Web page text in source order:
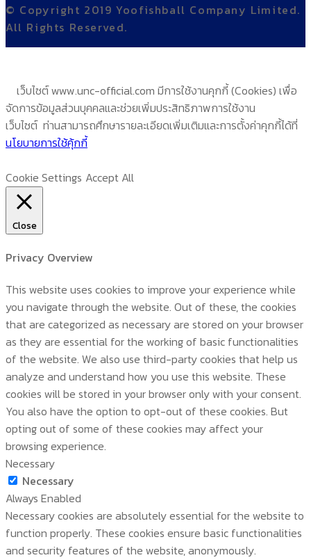
© Copyright 2019 Yoofishball Company Limited.
All Rights Reserved.
เว็บไซต์ www.unc-official.com มีการใช้งานคุกกี้ (Cookies) เพื่อ
จัดการข้อมูลส่วนบุคคลและช่วยเพิ่มประสิทธิภาพการใช้งาน
เว็บไซต์ ท่านสามารถศึกษารายละเอียดเพิ่มเติมและการตั้งค่าคุกกี้ได้ที่
นโยบายการใช้คุ้กกี้
Cookie Settings Accept All
Close
Privacy Overview
This website uses cookies to improve your experience while
you navigate through the website. Out of these, the cookies
that are categorized as necessary are stored on your browser
as they are essential for the working of basic functionalities
of the website. We also use third-party cookies that help us
analyze and understand how you use this website. These
cookies will be stored in your browser only with your consent.
You also have the option to opt-out of these cookies. But
opting out of some of these cookies may affect your
browsing experience.
Necessary
Necessary
Always Enabled
Necessary cookies are absolutely essential for the website to
function properly. These cookies ensure basic functionalities
and security features of the website, anonymously.